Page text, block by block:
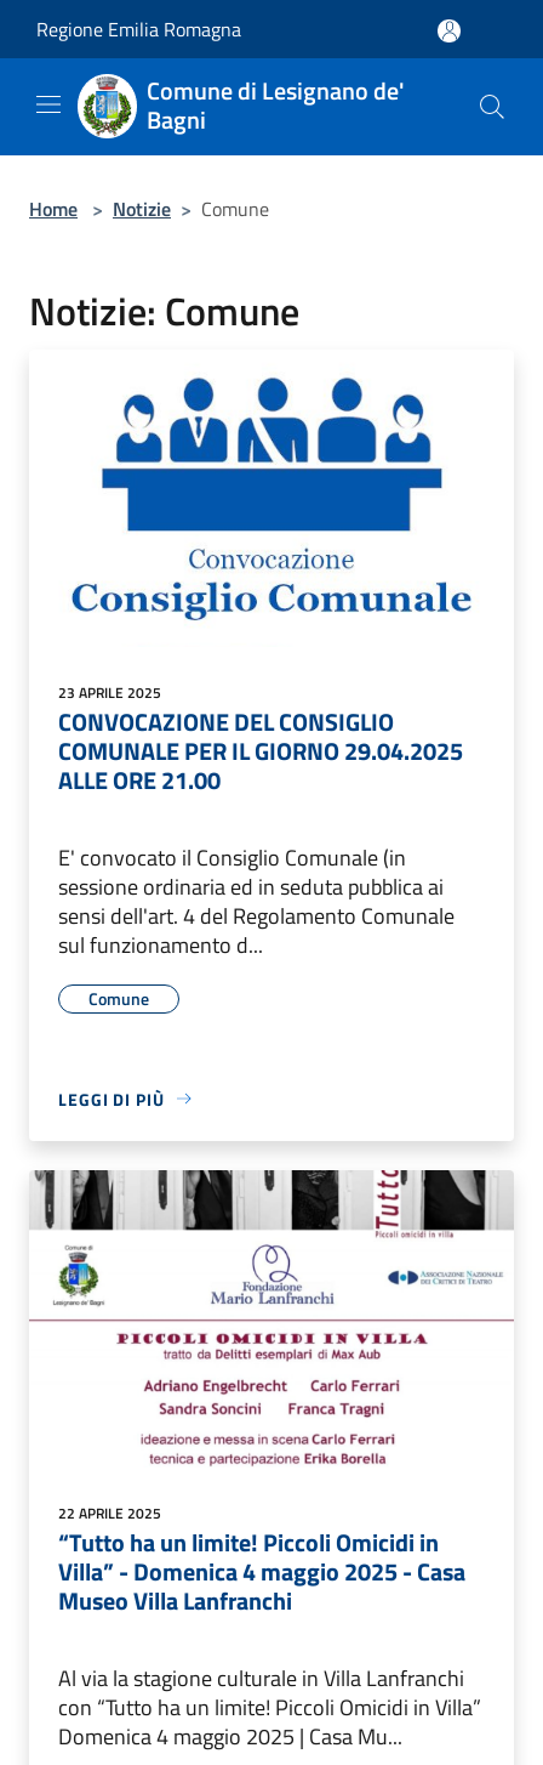
Regione Emilia Romagna
Comune di Lesignano de'
Bagni
Home > Notizie > Comune
Notizie: Comune
23 APRILE 2025
CONVOCAZIONE DEL CONSIGLIO
COMUNALE PER IL GIORNO 29.04.2025
ALLE ORE 21.00
E' convocato il Consiglio Comunale (in
sessione ordinaria ed in seduta pubblica ai
sensi dell'art. 4 del Regolamento Comunale
sul funzionamento d...
Comune
LEGGI DI PIÙ
22 APRILE 2025
“Tutto ha un limite! Piccoli Omicidi in
Villa” - Domenica 4 maggio 2025 - Casa
Museo Villa Lanfranchi
Al via la stagione culturale in Villa Lanfranchi
con “Tutto ha un limite! Piccoli Omicidi in Villa”
Domenica 4 maggio 2025 | Casa Mu...